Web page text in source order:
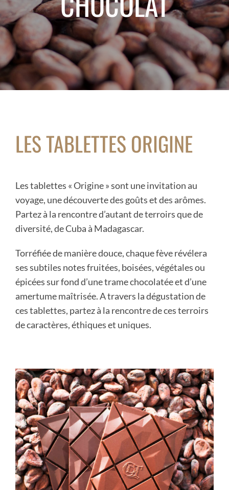
LES TABLETTES ORIGINE
Les tablettes « Origine » sont une invitation au
voyage, une découverte des goûts et des arômes.
Partez à la rencontre d’autant de terroirs que de
diversité, de Cuba à Madagascar.
Torréfiée de manière douce, chaque fève révélera
ses subtiles notes fruitées, boisées, végétales ou
épicées sur fond d’une trame chocolatée et d’une
amertume maîtrisée. A travers la dégustation de
ces tablettes, partez à la rencontre de ces terroirs
de caractères, éthiques et uniques.